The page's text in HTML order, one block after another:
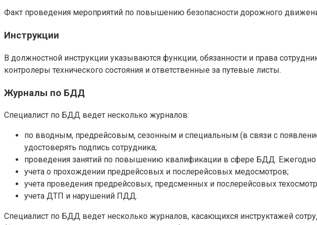
Факт проведения мероприятий по повышению безопасности дорожного
Инструкции
В должностной инструкции указываются функции, обязанности и права
контролеры технического состояния и ответственные за путевые листы.
Журналы по БДД
Специалист по БДД ведет несколько журналов:
по вводным, предрейсовым, сезонным и специальным (в связи с
удостоверять подпись сотрудника;
проведения занятий по повышению квалификации в сфере БДД. Ежегодно
учета о прохождении предрейсовых и послерейсовых медосмотров;
учета проведения предрейсовых, предсменных и послерейсовых
учета ДТП и нарушений ПДД.
Специалист по БДД ведет несколько журналов, касающихся инструктажей